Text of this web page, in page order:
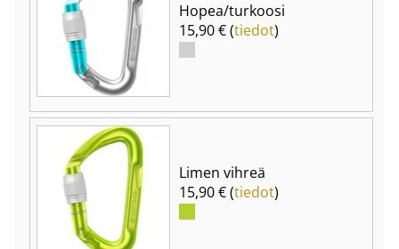
Hopea/turkoosi
15,90 € (tiedot)
Limen vihreä
15,90 € (tiedot)